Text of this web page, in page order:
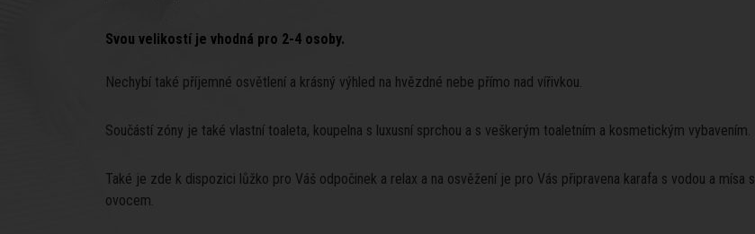
Svou velikostí je vhodná pro 2-4 osoby.
Nechybí také příjemné osvětlení a krásný výhled na hvězdné nebe přímo nad vířivkou.
Součástí zóny je také vlastní toaleta, koupelna s luxusní sprchou a s veškerým toaletním a kosmetickým vybavením.
Také je zde k dispozici lůžko pro Váš odpočinek a relax a na osvěžení je pro Vás připravena karafa s vodou a mísa s
ovocem.